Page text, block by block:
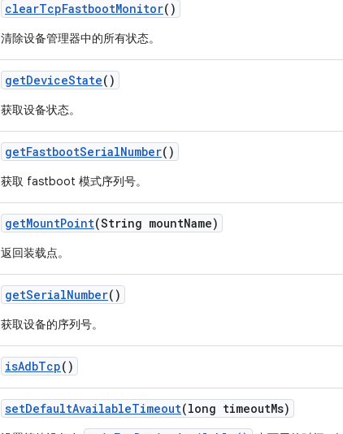
clearTcpFastbootMonitor()
清除设备管理器中的所有状态。
getDeviceState()
获取设备状态。
getFastbootSerialNumber()
获取 fastboot 模式序列号。
getMountPoint(String mountName)
返回装载点。
getSerialNumber()
获取设备的序列号。
isAdbTcp()
setDefaultAvailableTimeout(long timeoutMs)